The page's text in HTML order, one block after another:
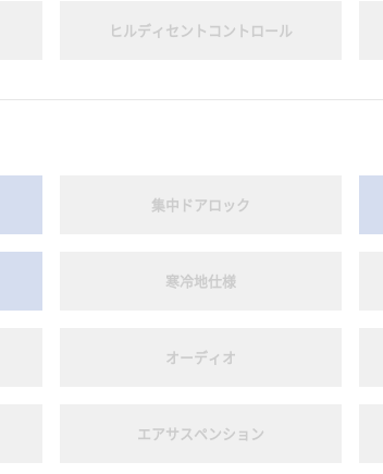
ヒルディセントコントロール
集中ドアロック
寒冷地仕様
オーディオ
エアサスペンション